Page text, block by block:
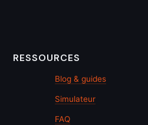
RESSOURCES
Blog & guides
Simulateur
FAQ